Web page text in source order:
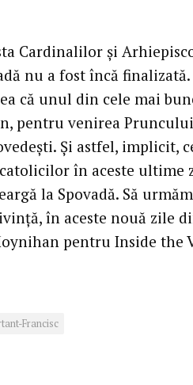
Cardinalilor şi
nu a fost încă finalizată.
că unul din cele mai
pentru venirea
Şi astfel, implicit,
în aceste ultime
la Spovadă. Să
în aceste nouă zile
pentru Inside the
Francisc